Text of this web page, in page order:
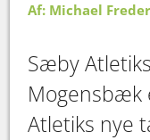
Af: Michael
Sæby
Mogensbæk
Atletiks nye